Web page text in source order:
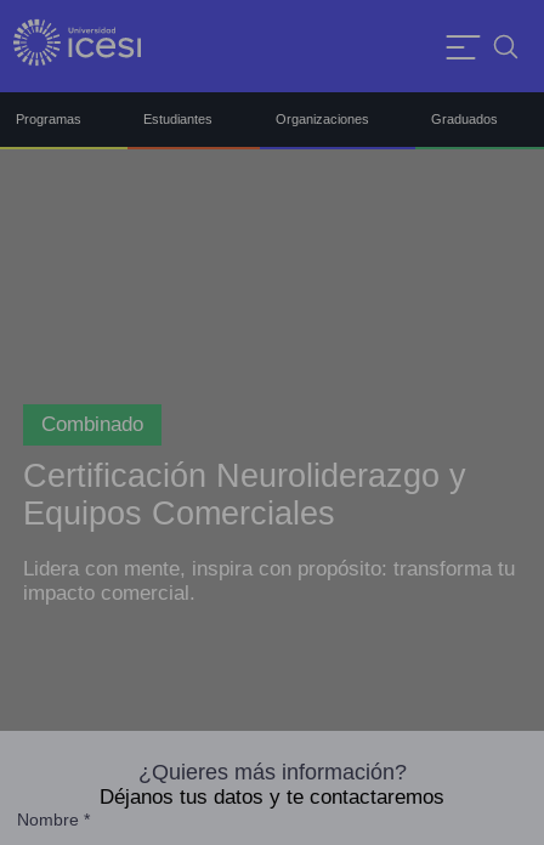
Programas Estudiantes Organizaciones Graduados
Combinado
Certificación Neuroliderazgo y
Equipos Comerciales
Lidera con mente, inspira con propósito: transforma tu
impacto comercial.
¿Quieres más información?
Déjanos tus datos y te contactaremos
Nombre *